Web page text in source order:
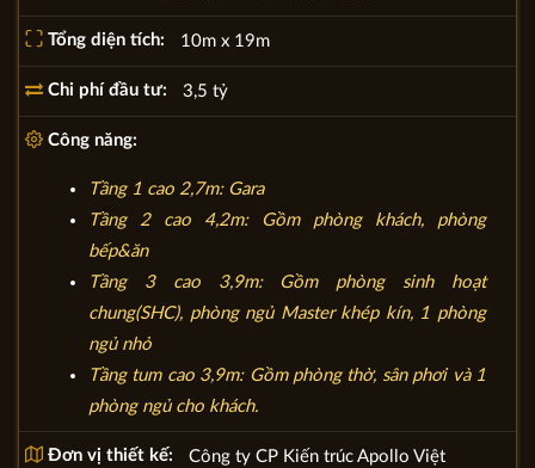
Tổng diện tích: 10m x 19m
Chi phí đầu tư: 3,5 tỷ
Công năng:
Tầng 1 cao 2,7m: Gara
Tầng 2 cao 4,2m: Gồm phòng khách, phòng
bếp&ăn
Tầng 3 cao 3,9m: Gồm phòng sinh hoạt
chung(SHC), phòng ngủ Master khép kín, 1 phòng
ngủ nhỏ
Tầng tum cao 3,9m: Gồm phòng thờ, sân phơi và 1
phòng ngủ cho khách.
Đơn vị thiết kế: Công ty CP Kiến trúc Apollo Việt